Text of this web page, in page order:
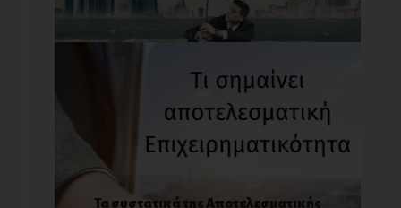
Τα συστατικά της Αποτελεσματικής